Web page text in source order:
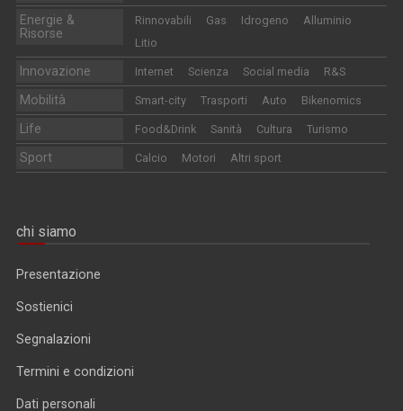
Energie &
Risorse
Rinnovabili Gas Idrogeno
Alluminio
Litio
Innovazione Internet Scienza Social media R&S
Mobilità Smart-city Trasporti Auto Bikenomics
Life Food&Drink Sanità Cultura Turismo
Sport Calcio Motori Altri sport
chi siamo
Presentazione
Sostienici
Segnalazioni
Termini e condizioni
Dati personali